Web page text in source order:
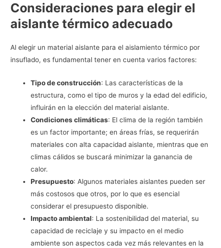
Consideraciones para elegir el
aislante térmico adecuado
Al elegir un material aislante para el aislamiento térmico por
insuflado, es fundamental tener en cuenta varios factores:
Tipo de construcción: Las características de la
estructura, como el tipo de muros y la edad del edificio,
influirán en la elección del material aislante.
Condiciones climáticas: El clima de la región también
es un factor importante; en áreas frías, se requerirán
materiales con alta capacidad aislante, mientras que en
climas cálidos se buscará minimizar la ganancia de
calor.
Presupuesto: Algunos materiales aislantes pueden ser
más costosos que otros, por lo que es esencial
considerar el presupuesto disponible.
Impacto ambiental: La sostenibilidad del material, su
capacidad de reciclaje y su impacto en el medio
ambiente son aspectos cada vez más relevantes en la